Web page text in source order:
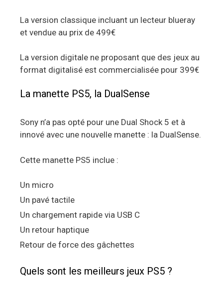
La version classique incluant un lecteur blueray
et vendue au prix de 499€
La version digitale ne proposant que des jeux au
format digitalisé est commercialisée pour 399€
La manette PS5, la DualSense
Sony n’a pas opté pour une Dual Shock 5 et à
innové avec une nouvelle manette : la DualSense.
Cette manette PS5 inclue :
Un micro
Un pavé tactile
Un chargement rapide via USB C
Un retour haptique
Retour de force des gâchettes
Quels sont les meilleurs jeux PS5 ?